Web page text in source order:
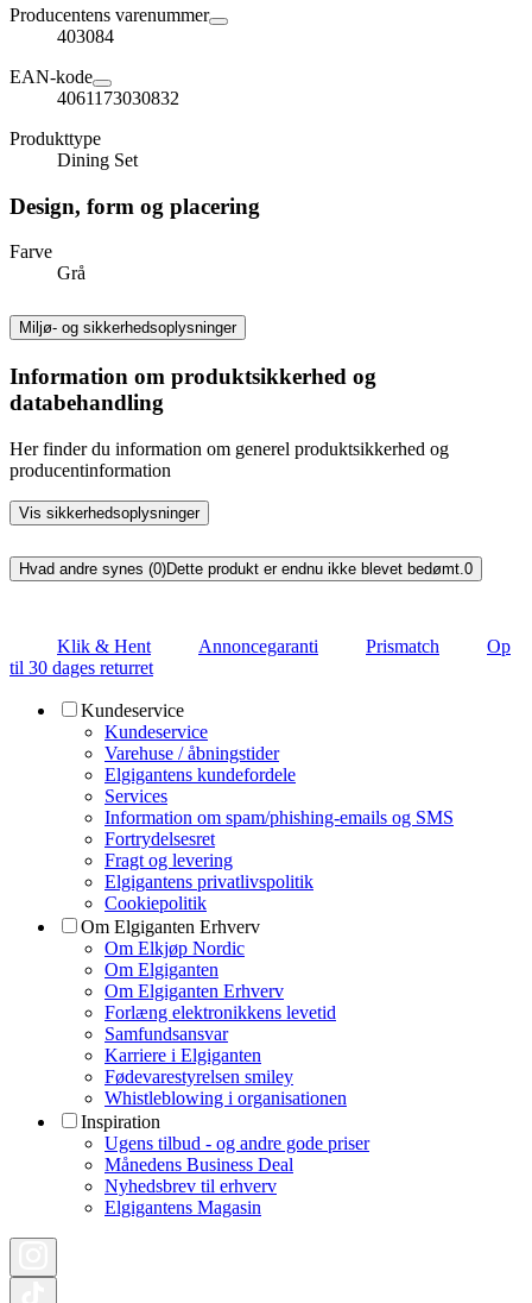
Producentens varenummer
403084
EAN-kode
4061173030832
Produkttype
Dining Set
Design, form og placering
Farve
Grå
Miljø- og sikkerhedsoplysninger
Information om produktsikkerhed og
databehandling
Her finder du information om generel produktsikkerhed og
producentinformation
Vis sikkerhedsoplysninger
Hvad andre synes (0)Dette produkt er endnu ikke blevet bedømt. 0
Klik & Hent Annoncegaranti Prismatch
Op
til 30 dages returret
Kundeservice
Kundeservice
Varehuse / åbningstider
Elgigantens kundefordele
Services
Information om spam/phishing-emails og SMS
Fortrydelsesret
Fragt og levering
Elgigantens privatlivspolitik
Cookiepolitik
Om Elgiganten Erhverv
Om Elkjøp Nordic
Om Elgiganten
Om Elgiganten Erhverv
Forlæng elektronikkens levetid
Samfundsansvar
Karriere i Elgiganten
Fødevarestyrelsen smiley
Whistleblowing i organisationen
Inspiration
Ugens tilbud - og andre gode priser
Månedens Business Deal
Nyhedsbrev til erhverv
Elgigantens Magasin